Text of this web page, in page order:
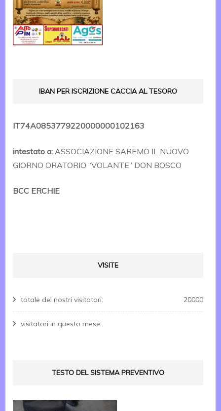
IBAN PER ISCRIZIONE CACCIA AL TESORO
IT74A0853779220000000102163
intestato a: ASSOCIAZIONE SAREMO IL NUOVO
GIORNO ORATORIO “VOLANTE” DON BOSCO
BCC ERCHIE
VISITE
20000
totale dei nostri visitatori:
visitatori in questo mese:
TESTO DEL SISTEMA PREVENTIVO